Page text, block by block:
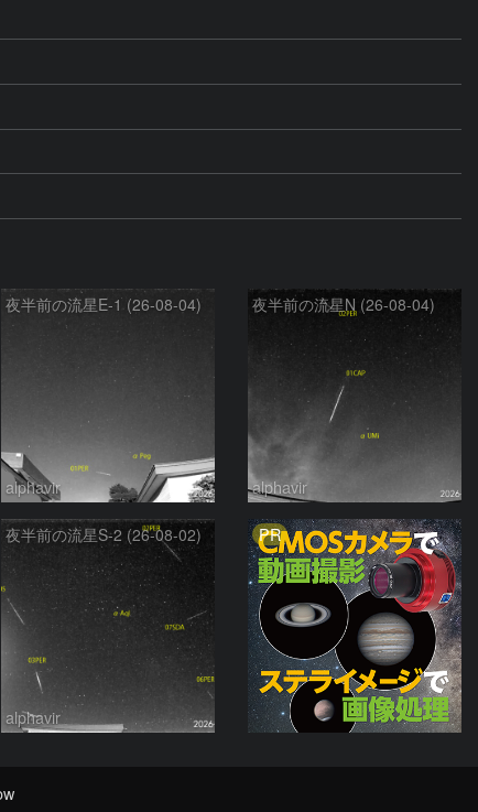
夜半前の流星E-1 (26-08-04)
alphavir
夜半前の流星N (26-08-04)
alphavir
夜半前の流星S-2 (26-08-02)
alphavir
PR